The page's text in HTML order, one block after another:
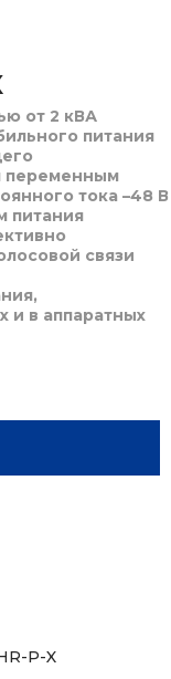
от 2 кВА
питания
переменным
тока –48 В
питания
связи
и в аппаратных
P-X